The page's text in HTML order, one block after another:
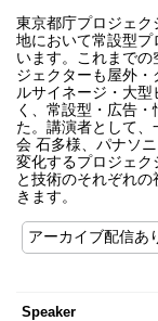
東京都庁プロジェ
地において常設型
います。これまで
ジェクターも屋外
ルサイネージ・大
く、常設型・広告
た。講演者として
会 石多様、パナソ
変化するプロジェ
と技術のそれぞれ
きます。
アーカイブ配信あ
Speaker